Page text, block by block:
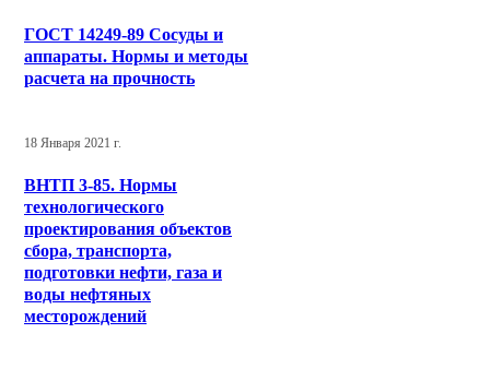
ГОСТ 14249-89 Сосуды и
аппараты. Нормы и методы
расчета на прочность
18 Января 2021 г.
ВНТП 3-85. Нормы
технологического
проектирования объектов
сбора, транспорта,
подготовки нефти, газа и
воды нефтяных
месторождений